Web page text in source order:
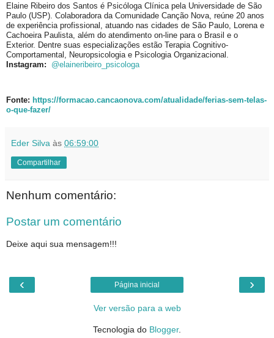
Elaine Ribeiro dos Santos é Psicóloga Clínica pela Universidade de São
Paulo (USP). Colaboradora da Comunidade Canção Nova, reúne 20 anos
de experiência profissional, atuando nas cidades de São Paulo, Lorena e
Cachoeira Paulista, além do atendimento on-line para o Brasil e o
Exterior. Dentre suas especializações estão Terapia Cognitivo-
Comportamental, Neuropsicologia e Psicologia Organizacional.
Instagram:
@elaineribeiro_psicologa
Fonte: https://formacao.cancaonova.com/atualidade/ferias-sem-telas-
o-que-fazer/
Eder Silva às 06:59:00
Compartilhar
Nenhum comentário:
Postar um comentário
Deixe aqui sua mensagem!!!
‹ ›
Página inicial
Ver versão para a web
Tecnologia do Blogger.